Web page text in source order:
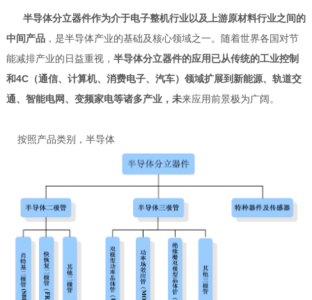
半导体分立器件作为介于电子整机行业以及上游原材料行业之间的
中间产品，是半导体产业的基础及核心领域之一。随着世界各国对节
能减排产业的日益重视， 半导体分立器件的应用已从传统的工业控制
和4C（通信、计算机、消费电子、汽车）领域扩展到新能源、轨道交
通、智能电网、变频家电等诸多产业，未来应用前景极为广阔。
按照产品类别，半导体